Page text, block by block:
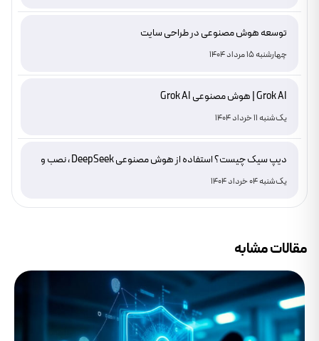
توسعه هوش مصنوعی در طراحی سایت
چهارشنبه 15 مرداد 1404
Grok AI | هوش مصنوعی Grok AI
یک‌شنبه 11 خرداد 1404
دیپ سیک چیست؟ استفاده از هوش مصنوعی DeepSeek ، نصب و
دانلود
یک‌شنبه 04 خرداد 1404
مقالات مشابه